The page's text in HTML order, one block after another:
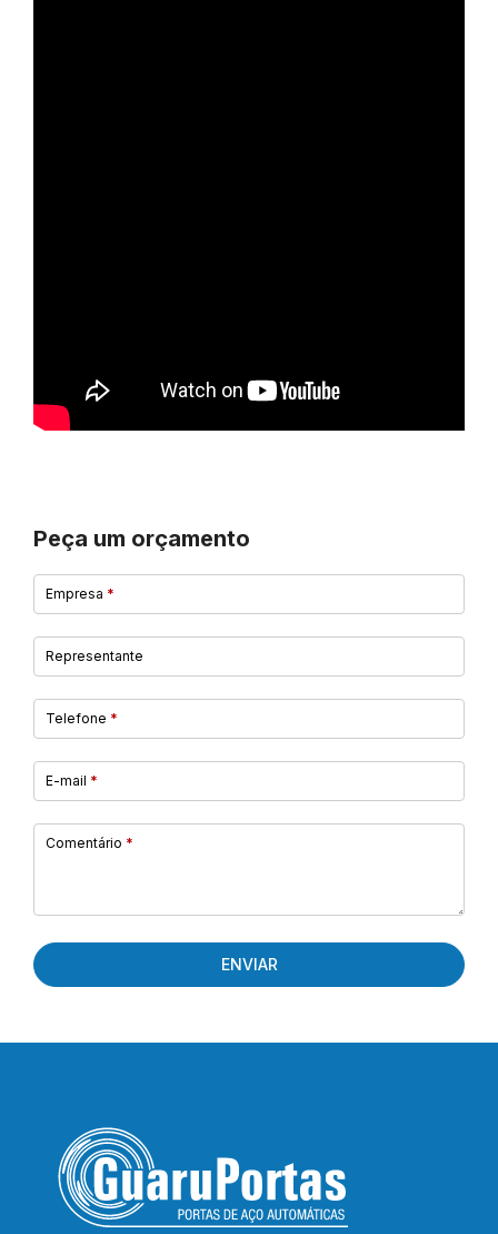
Peça um orçamento
Empresa *
Representante
Telefone *
E-mail *
Comentário *
ENVIAR